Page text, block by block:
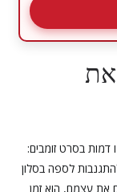
2026, הם קצת כמו דמות בסרט זומבים:
לספה בסלון
את עצמם, הוא זמן